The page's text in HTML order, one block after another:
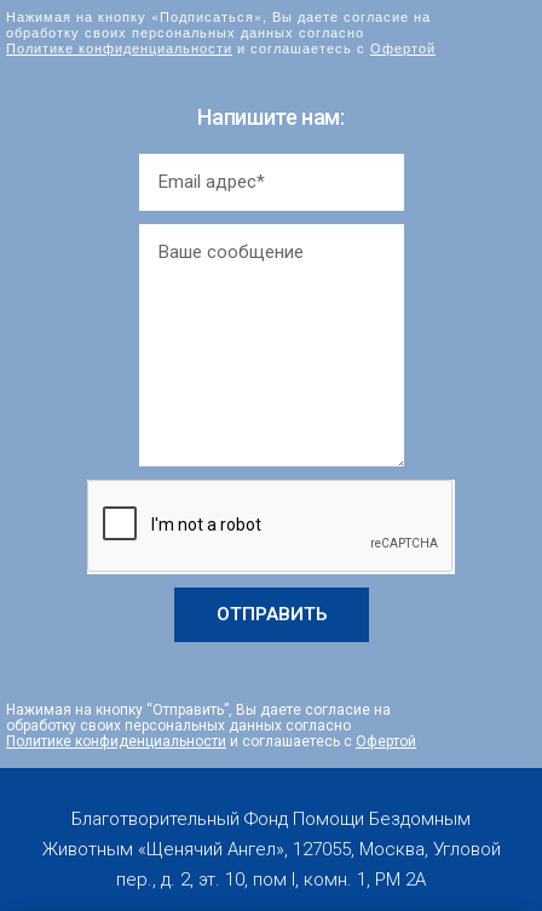
Нажимая на кнопку «Подписаться», Вы даете согласие на
обработку своих персональных данных согласно
Политике конфиденциальности и соглашаетесь с Офертой
Напишите нам:
ОТПРАВИТЬ
Нажимая на кнопку “Отправить”, Вы даете согласие на
обработку своих персональных данных согласно
Политике конфиденциальности и соглашаетесь с Офертой
Благотворительный Фонд Помощи Бездомным
Животным «Щенячий Ангел», 127055, Москва, Угловой
пер., д. 2, эт. 10, пом I, комн. 1, PM 2А